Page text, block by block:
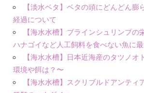
【淡水ベタ】ベタの頭にどんどん膨
経過について
【海水水槽】ブラインシュリンプの
ハナゴイなど人工飼料を食べない魚に
【海水水槽】日本近海産のタツノオ
環境や餌は？〜
【海水水槽】スクリブルドアンティ